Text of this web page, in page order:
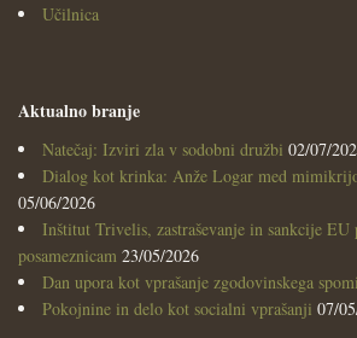
Učilnica
Aktualno branje
Natečaj: Izviri zla v sodobni družbi 02/07/
Dialog kot krinka: Anže Logar med
05/06/2026
Inštitut Trivelis, zastraševanje in sankcije
posameznicam 23/05/2026
Dan upora kot vprašanje zgodovinskega
Pokojnine in delo kot socialni vprašanji 07/